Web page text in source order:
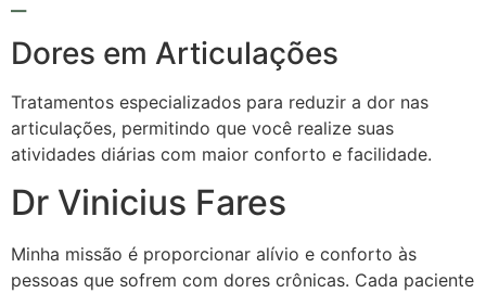
Dores em Articulações
Tratamentos especializados para reduzir a dor nas
articulações, permitindo que você realize suas
atividades diárias com maior conforto e facilidade.
Dr Vinicius Fares
Minha missão é proporcionar alívio e conforto às
pessoas que sofrem com dores crônicas. Cada paciente